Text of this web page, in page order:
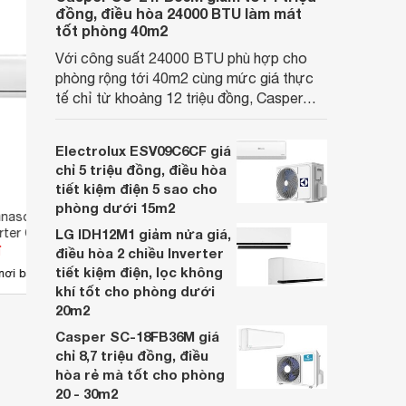
9000 BTU
CU/CS-U9RKH-
bán
Điều hòa Panasonic Inverter
9000 BTU 1 chiều CU/CS-
U9XKH-8 gas R-32
Giá từ 5.592.136 đ
Có 64 nơi bán
đồng, điều hòa 24000 BTU làm mát
tốt phòng 40m2
Với công suất 24000 BTU phù hợp cho
phòng rộng tới 40m2 cùng mức giá thực
tế chỉ từ khoảng 12 triệu đồng, Casper
mẫu điều hòa phổ thông thu hút nhiều sự
quan tâm của người tiêu dùng Việt.
Electrolux ESV09C6CF giá
chỉ 5 triệu đồng, điều hòa
tiết kiệm điện 5 sao cho
phòng dưới 15m2
LG IDH12M1 giảm nửa giá,
điều hòa 2 chiều Inverter
tiết kiệm điện, lọc không
khí tốt cho phòng dưới
20m2
Casper SC-18FB36M giá
chỉ 8,7 triệu đồng, điều
hòa rẻ mà tốt cho phòng
20 - 30m2